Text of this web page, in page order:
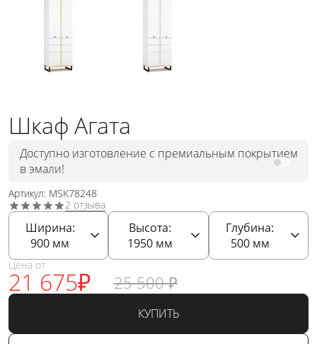
Шкаф Агата
Доступно изготовление с премиальным покрытием
в эмали!
Артикул: MSK78248
2 отзыва
Ширина:
900 мм
Высота:
1950мм
Глубина:
500мм
Цена от
21 675₽ 25 500 ₽
КУПИТЬ